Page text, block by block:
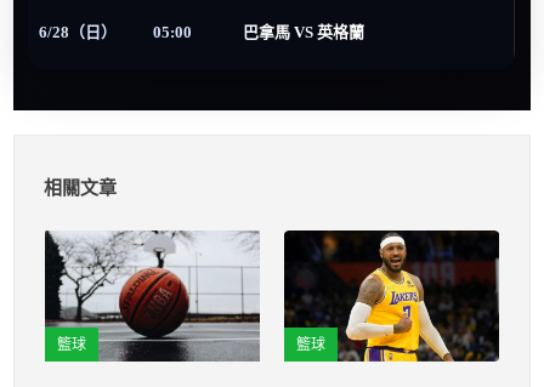
6/28（日） 05:00 巴拿馬 VS 英格蘭
相關文章
籃球 籃球